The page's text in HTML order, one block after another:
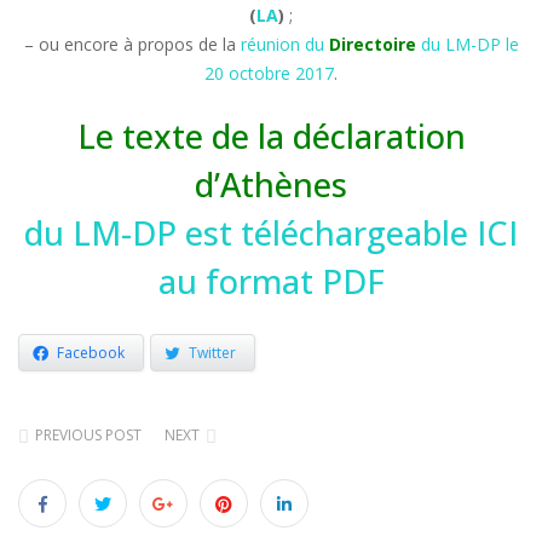
(LA) ;
– ou encore à propos de la réunion du Directoire du LM-DP le
20 octobre 2017.
Le texte de la déclaration
d’Athènes
du LM-DP est téléchargeable ICI
au format PDF
Facebook Twitter
PREVIOUS POST NEXT